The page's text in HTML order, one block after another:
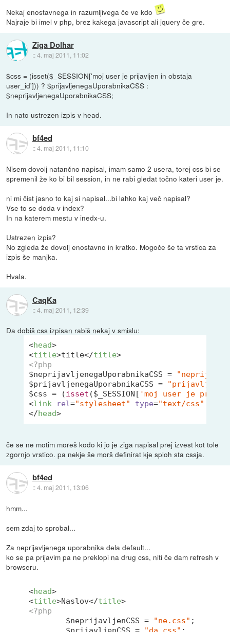
Nekaj enostavnega in razumljivega če ve kdo
Najraje bi imel v php, brez kakega javascript ali jquery če gre.
Ziga Dolhar
::4. maj 2011, 11:02
$css = (isset($_SESSION['moj user je prijavljen in obstaja
user_id'])) ? $prijavljenegaUporabnikaCSS :
$neprijavljenegaUporabnikaCSS;
In nato ustrezen izpis v head.
bf4ed
::4. maj 2011, 11:10
Nisem dovolj natančno napisal, imam samo 2 usera, torej css bi se
spremenil že ko bi bil session, in ne rabi gledat točno kateri user je.
ni mi čist jasno to kaj si napisal...bi lahko kaj več napisal?
Vse to se doda v index?
In na katerem mestu v inedx-u.
Ustrezen izpis?
No zgleda že dovolj enostavno in kratko. Mogoče še ta vrstica za
izpis še manjka.
Hvala.
CaqKa
::4. maj 2011, 12:39
Da dobiš css izpisan rabiš nekaj v smislu:
<head>
<title>title</title>
<?php
$neprijavljenegaUporabnikaCSS =
$prijavljenegaUporabnikaCSS =
$css = (isset ($_SESSION[ 'moj user je
<link rel="stylesheet" type="text/css"
</head>
če se ne motim moreš kodo ki jo je ziga napisal prej izvest kot tole
zgornjo vrstico. pa nekje še morš definirat kje sploh sta cssja.
bf4ed
::4. maj 2011, 13:06
hmm...
sem zdaj to sprobal...
Za neprijavljenega uporabnika dela default...
ko se pa prijavim pa ne preklopi na drug css, niti če dam refresh v
browseru.
<head>
<title>Naslov</title>
<?php
	$neprijavljenCSS =
"ne.css" ;